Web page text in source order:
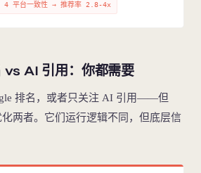
4 平台一致性 → 推荐率 2.8-4x
AI 引用：你都需要
排名，或者只关注 AI 引用——但
两者。它们运行逻辑不同，但底层信